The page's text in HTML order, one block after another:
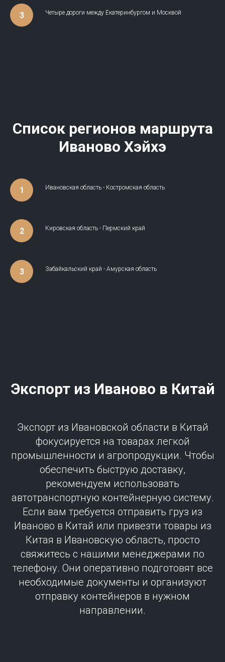
Четыре дороги между Екатеринбургом и Москвой
Список регионов маршрута
Иваново Хэйхэ
Ивановская область - Костромская область
Кировская область - Пермский край
Забайкальский край - Амурская область
Экспорт из Иваново в Китай
Экспорт из Ивановской области в Китай
фокусируется на товарах легкой
промышленности и агропродукции. Чтобы
обеспечить быструю доставку,
рекомендуем использовать
автотранспортную контейнерную систему.
Если вам требуется отправить груз из
Иваново в Китай или привезти товары из
Китая в Ивановскую область, просто
свяжитесь с нашими менеджерами по
телефону. Они оперативно подготовят все
необходимые документы и организуют
отправку контейнеров в нужном
направлении.